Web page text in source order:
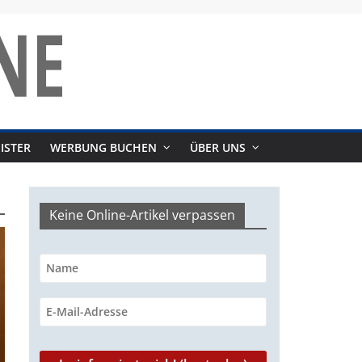
WERBUNG BUCHEN ÜBER UNS
Keine Online-Artikel verpassen